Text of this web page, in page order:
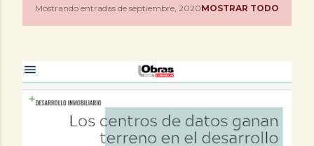
E
t
r
Mostrando entradas de septiembre, 2020MOSTRAR TODO